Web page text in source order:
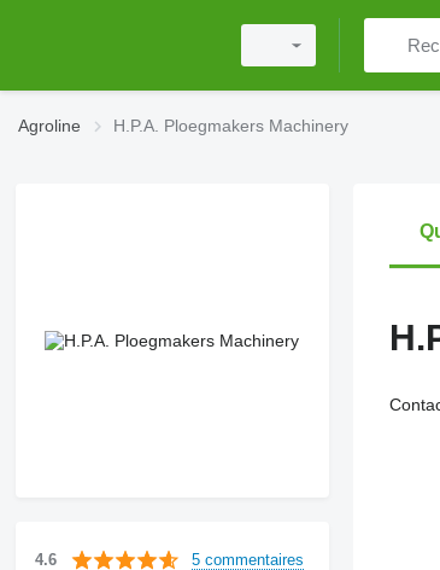
Agroline H.P.A. Ploegmakers Machinery
4.6 5 commentaires